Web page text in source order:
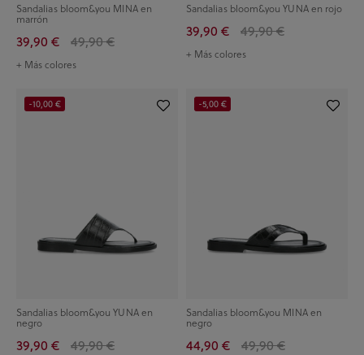
Sandalias bloom&you MINA en
marrón
39,90 € 49,90 €
+ Más colores
Sandalias bloom&you YUNA en rojo
39,90 € 49,90 €
+ Más colores
Sandalias bloom&you YUNA en
negro
39,90 € 49,90 €
-10,00 €
Sandalias bloom&you MINA en
negro
44,90 € 49,90 €
-5,00 €